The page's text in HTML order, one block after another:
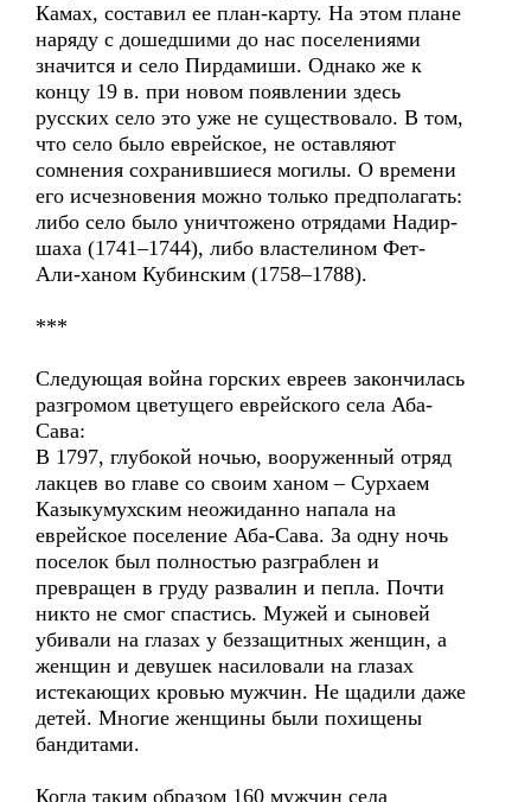
Камах, составил ее план-карту. На этом плане
наряду с дошедшими до нас поселениями
значится и село Пирдамиши. Однако же к
концу 19 в. при новом появлении здесь
русских село это уже не существовало. В том,
что село было еврейское, не оставляют
сомнения сохранившиеся могилы. О времени
его исчезновения можно только предполагать:
либо село было уничтожено отрядами Надир-
шаха (1741–1744), либо властелином Фет-
Али-ханом Кубинским (1758–1788).
***
Следующая война горских евреев закончилась
разгромом цветущего еврейского села Аба-
Сава:
В 1797, глубокой ночью, вооруженный отряд
лакцев во главе со своим ханом – Сурхаем
Казыкумухским неожиданно напала на
еврейское поселение Аба-Сава. За одну ночь
поселок был полностью разграблен и
превращен в груду развалин и пепла. Почти
никто не смог спастись. Мужей и сыновей
убивали на глазах у беззащитных женщин, а
женщин и девушек насиловали на глазах
истекающих кровью мужчин. Не щадили даже
детей. Многие женщины были похищены
бандитами.
Когда таким образом 160 мужчин села